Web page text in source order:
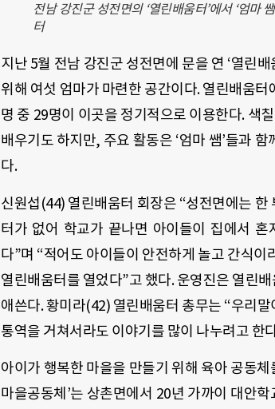
전남 강진군 성전면의 ‘열린배움터’에서 ‘엄
터
지난 5월 전남 강진군 성전면에 문을 연 ‘열린
위해 여섯 엄마가 마련한 공간이다. 열린배움
명 중 29명이 이곳을 정기적으로 이용한다. 색
배우기도 하지만, 주요 활동은 ‘엄마 쌤’들과
다.
신원섭(44) 열린배움터 회장은 “성전면에는
터가 없어 학교가 끝나면 아이들이 집에서
다”며 “적어도 아이들이 안전하게 놀고 간식이
열린배움터를 열었다”고 했다. 운영진은 열린
애쓴다. 황미라(42) 열린배움터 총무는 “우리
통역을 거쳐서라도 이야기를 많이 나누려고 한
아이가 행복한 마을을 만들기 위해 육아 공동
마을공동체’는 상촌면에서 20년 가까이 대안